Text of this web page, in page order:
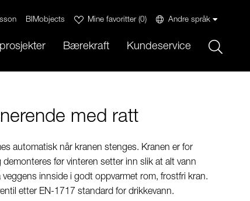
BIMobjects Mine favoritter(0) Andre språk
Bærekraft Kundeservice
med ratt
automatisk når kranen stenges. Kranen er for
før vinteren setter inn slik at alt vann
innside i godt oppvarmet rom, frostfri kran.
etter EN-1717 standard for drikkevann.